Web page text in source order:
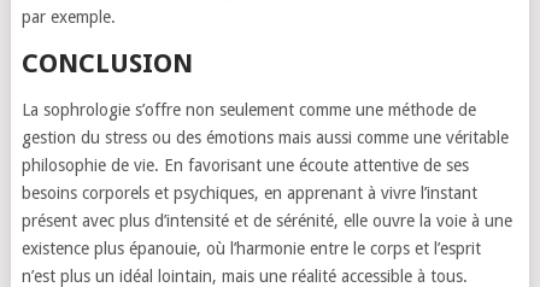
par exemple.
CONCLUSION
La sophrologie s’offre non seulement comme une méthode de
gestion du stress ou des émotions mais aussi comme une véritable
philosophie de vie. En favorisant une écoute attentive de ses
besoins corporels et psychiques, en apprenant à vivre l’instant
présent avec plus d’intensité et de sérénité, elle ouvre la voie à une
existence plus épanouie, où l’harmonie entre le corps et l’esprit
n’est plus un idéal lointain, mais une réalité accessible à tous.